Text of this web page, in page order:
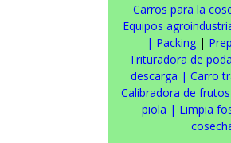
Carros para la
Equipos
| Packing|
Trituradora de
descarga | Carro
Calibradora de
piola | Limpia